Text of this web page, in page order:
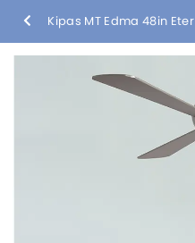
Kipas MT Edma 48in Eter